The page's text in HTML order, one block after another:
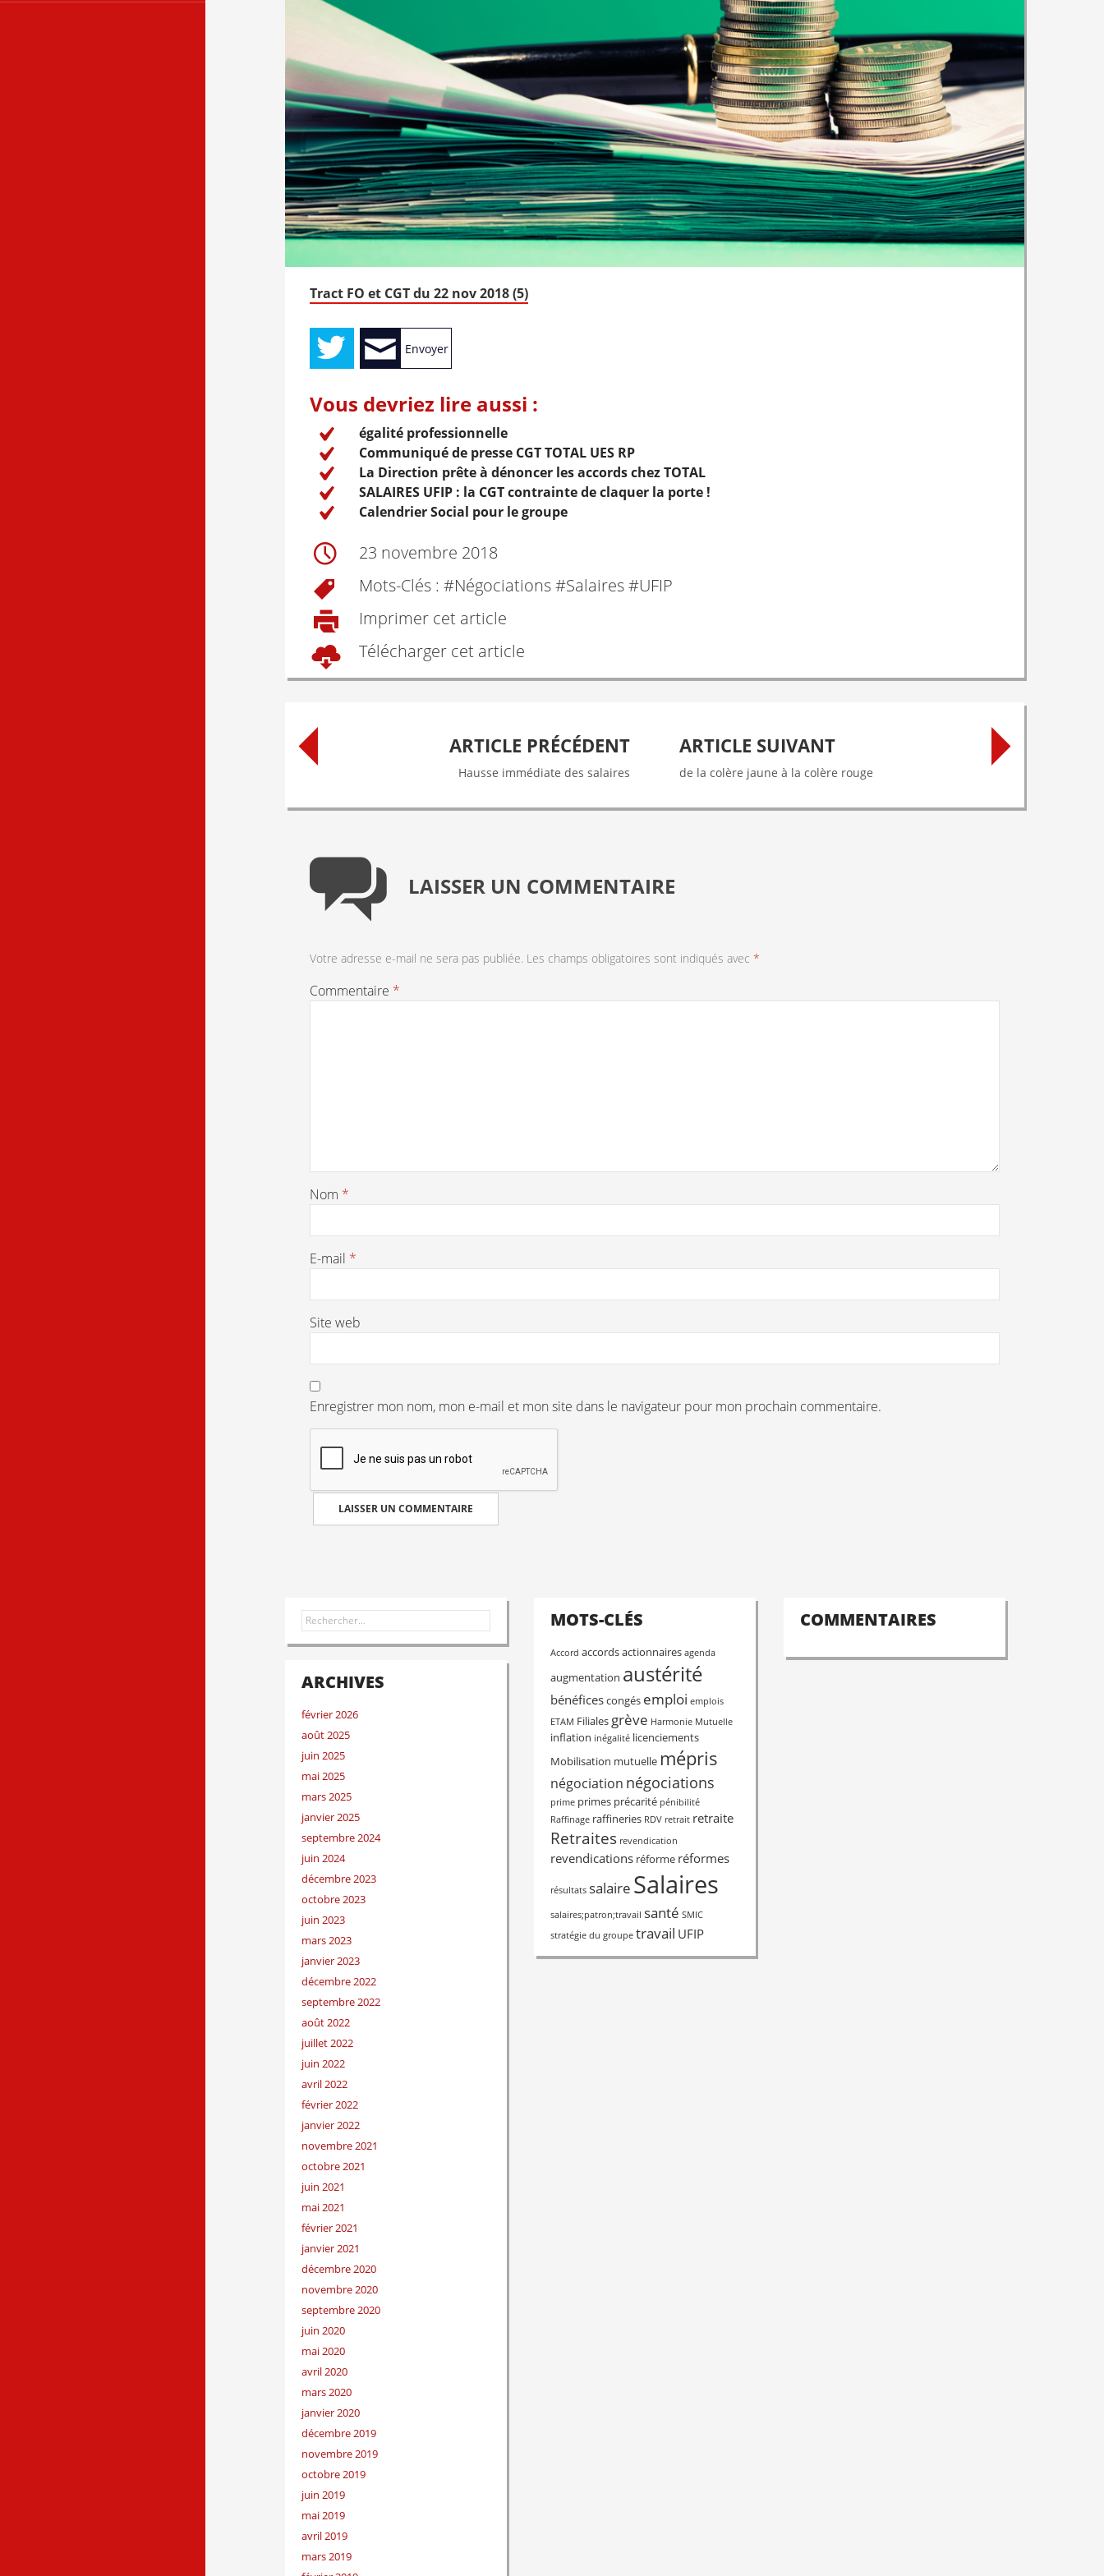
Tract FO et CGT du 22 nov 2018 (5)
Envoyer
Vous devriez lire aussi :
égalité professionnelle
Communiqué de presse CGT TOTAL UES RP
La Direction prête à dénoncer les accords chez TOTAL
SALAIRES UFIP : la CGT contrainte de claquer la porte !
Calendrier Social pour le groupe
23 novembre 2018
Mots-Clés : #Négociations#Salaires#UFIP
Imprimer cet article
Télécharger cet article
Post
navigation
ARTICLE PRÉCÉDENT
Hausse immédiate des salaires
ARTICLE SUIVANT
de la colère jaune à la colère rouge
LAISSER UN COMMENTAIRE
Votre adresse e-mail ne sera pas publiée. Les champs obligatoires sont indiqués avec *
Commentaire *
Nom *
E-mail *
Site web
Enregistrer mon nom, mon e-mail et mon site dans le navigateur pour mon prochain commentaire.
Rechercher :
ARCHIVES
février 2026
août 2025
juin 2025
mai 2025
mars 2025
janvier 2025
septembre 2024
juin 2024
décembre 2023
octobre 2023
juin 2023
mars 2023
janvier 2023
décembre 2022
septembre 2022
août 2022
juillet 2022
juin 2022
avril 2022
février 2022
janvier 2022
novembre 2021
octobre 2021
juin 2021
mai 2021
février 2021
janvier 2021
décembre 2020
novembre 2020
septembre 2020
juin 2020
mai 2020
avril 2020
mars 2020
janvier 2020
décembre 2019
novembre 2019
octobre 2019
juin 2019
mai 2019
avril 2019
mars 2019
MOTS-CLÉS
Accord accordsactionnaires agenda
augmentation austérité
bénéficescongés emploi emplois
ETAM Filiales grève Harmonie Mutuelle
inflation inégalité licenciements
Mobilisation mutuelle mépris
négociation négociations
prime primes précarité pénibilité
Raffinage raffineries RDV retrait retraite
Retraites revendication
revendications réforme réformes
résultats salaire Salaires
salaires;patron;travail santé SMIC
stratégie du groupe travail UFIP
COMMENTAIRES